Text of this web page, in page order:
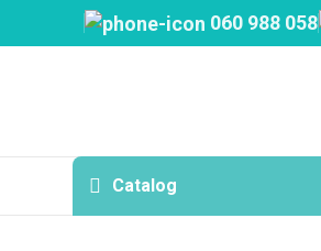
060 988 058
Catalog